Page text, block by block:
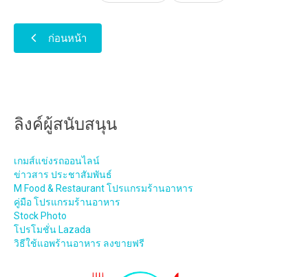
ก่อนหน้า
ลิงค์ผู้สนับสนุน
เกมส์แข่งรถออนไลน์
ข่าวสาร ประชาสัมพันธ์
M Food & Restaurant โปรแกรมร้านอาหาร
คู่มือ โปรแกรมร้านอาหาร
Stock Photo
โปรโมชั่น Lazada
วิธีใช้แอพร้านอาหาร ลงขายฟรี